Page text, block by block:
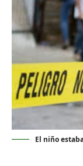
El niño